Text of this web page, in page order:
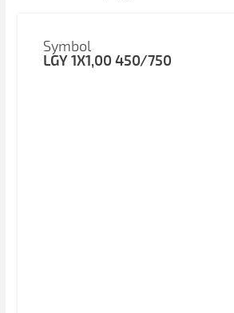
Symbol
LGY 1X1,00 450/750